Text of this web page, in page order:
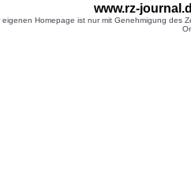
www.rz-
Homepage ist nur mit Genehmigung